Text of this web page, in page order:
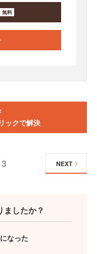
無料
ックで解決
3 NEXT
ましたか？
なった